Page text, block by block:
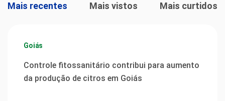
Mais recentes Mais vistos Mais curtidos
Goiás
Controle fitossanitário contribui para aumento
da produção de citros em Goiás